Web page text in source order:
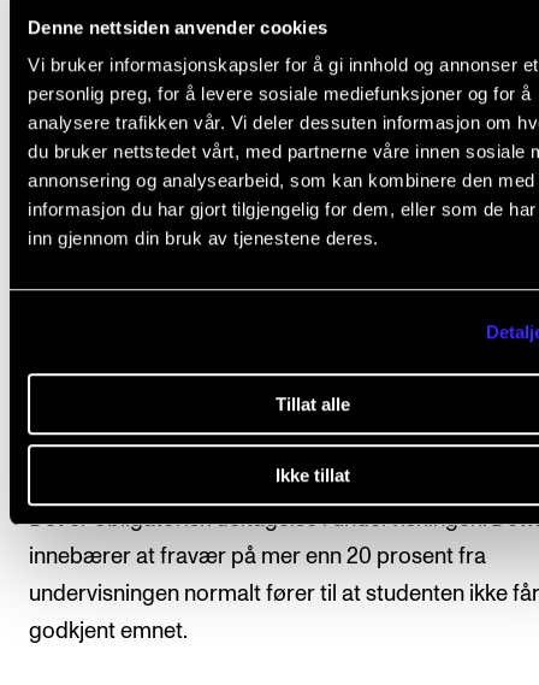
Denne nettsiden anvender cookies
Vi bruker informasjonskapsler for å gi innhold og annonser et
personlig preg, for å levere sosiale mediefunksjoner og for å
analysere trafikken vår. Vi deler dessuten informasjon om
du bruker nettstedet vårt, med partnerne våre innen sosiale
annonsering og analysearbeid, som kan kombinere den med
informasjon du har gjort tilgjengelig for dem, eller som de
inn gjennom din bruk av tjenestene deres.
Tillat alle
Ikke tillat
fellesundervisningen i dette emnet er derfor spesielt
avhengig av den enkelte students aktive deltagelse.
For oversikt over veiledende undervisningsmengde
organisering, se "Organisering" under beskrivelsen
enkelte studieprogram.
Studenten meldes automatisk opp til
undervisning/veiledning og vurdering i emnet, i
den progresjon som er fastsatt i utdanningsplanen.
Arbeidskrav
Det er obligatorisk deltagelse i undervisningen.
innebærer at fravær på mer enn 20 prosent fra
undervisningen normalt fører til at studenten ikke får
godkjent emnet.